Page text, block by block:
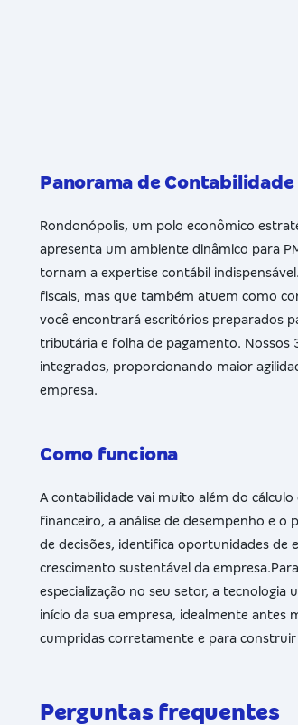
Panorama de Contabilidade
Rondonópolis, um polo econômico
apresenta um ambiente dinâmico para
tornam a expertise contábil
fiscais, mas que também atuem como
você encontrará escritórios preparados
tributária e folha de pagamento. Nossos
integrados, proporcionando maior
empresa.
Como funciona
A contabilidade vai muito além do
financeiro, a análise de desempenho e
de decisões, identifica oportunidades de
crescimento sustentável da
especialização no seu setor, a
início da sua empresa, idealmente antes
cumpridas corretamente e para
Perguntas frequentes